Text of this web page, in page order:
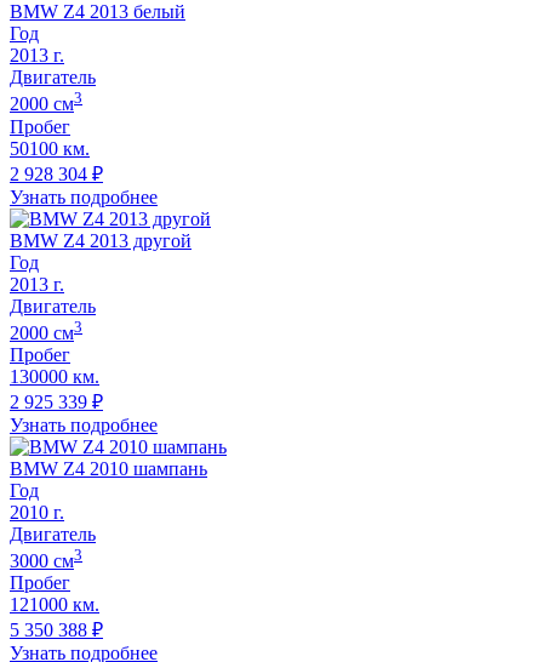
BMW Z4 2013 белый
Год
2013 г.
Двигатель
2000 cм3
Пробег
50100 км.
2 928 304 ₽
Узнать подробнее
BMW Z4 2013 другой
Год
2013 г.
Двигатель
2000 cм3
Пробег
130000 км.
2 925 339 ₽
Узнать подробнее
BMW Z4 2010 шампань
Год
2010 г.
Двигатель
3000 cм3
Пробег
121000 км.
5 350 388 ₽
Узнать подробнее